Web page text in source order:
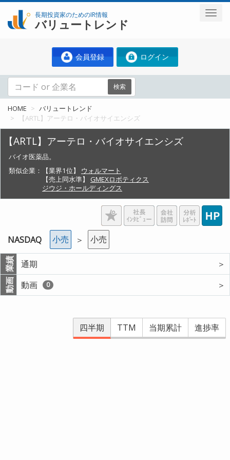
長期投資家のためのIR情報
バリュートレンド
会員登録 ログイン
検索
HOME
バリュートレンド
【ARTL】アーテロ・バイオサイエンシズ
【ARTL】アーテロ・バイオサイエンシズ
バイオ医薬品。
類似企業：
【業界1位】
ウォルマート
【売上同水準】
GMEXロボティクス
ジウジ・ホールディングス
NASDAQ 小売 ＞ 小売
業績 通期 ＞
動画 動画 0 ＞
四半期 TTM 当期累計 進捗率